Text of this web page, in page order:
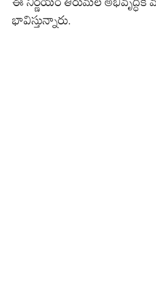
భావిస్తున్నారు.